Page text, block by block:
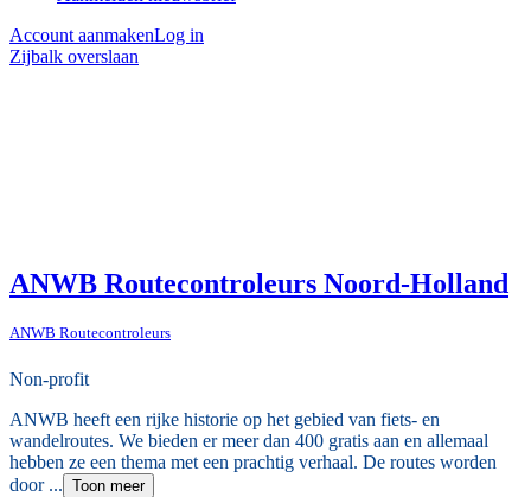
Account aanmakenLog in
Zijbalk overslaan
ANWB Routecontroleurs Noord-Holland
ANWB Routecontroleurs
Non-profit
ANWB heeft een rijke historie op het gebied van fiets- en
wandelroutes. We bieden er meer dan 400 gratis aan en allemaal
hebben ze een thema met een prachtig verhaal. De routes worden
door ... Toon meer